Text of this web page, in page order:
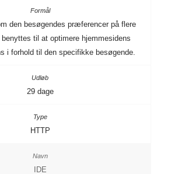
den besøgendes præferencer på flere
benyttes til at optimere hjemmesidens
i forhold til den specifikke besøgende.
29 dage
HTTP
IDE